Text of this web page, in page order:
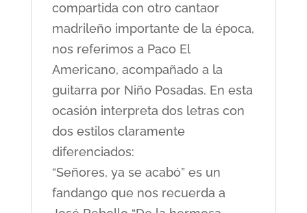
compartida con otro cantaor
madrileño importante de la época,
nos referimos a Paco El
Americano, acompañado a la
guitarra por Niño Posadas. En esta
ocasión interpreta dos letras con
dos estilos claramente
diferenciados:
“Señores, ya se acabó” es un
fandango que nos recuerda a